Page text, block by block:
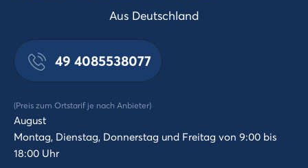
Aus Deutschland
49 4085538077
(Preis zum Ortstarif je nach Anbieter)
August
Montag, Dienstag, Donnerstag und Freitag von 9:00 bis
18:00 Uhr